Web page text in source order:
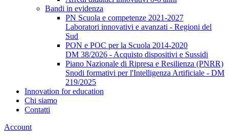
Bandi in evidenza
PN Scuola e competenze 2021-2027
Laboratori innovativi e avanzati - Regioni del
Sud
PON e POC per la Scuola 2014-2020
DM 38/2026 - Acquisto dispositivi e Sussidi
Piano Nazionale di Ripresa e Resilienza (PNRR)
Snodi formativi per l'Intelligenza Artificiale - DM
219/2025
Innovation for education
Chi siamo
Contatti
Account